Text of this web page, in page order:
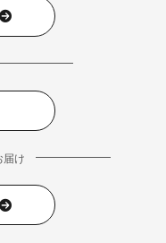
届け